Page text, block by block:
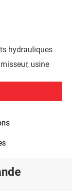
hydrauliques
usine